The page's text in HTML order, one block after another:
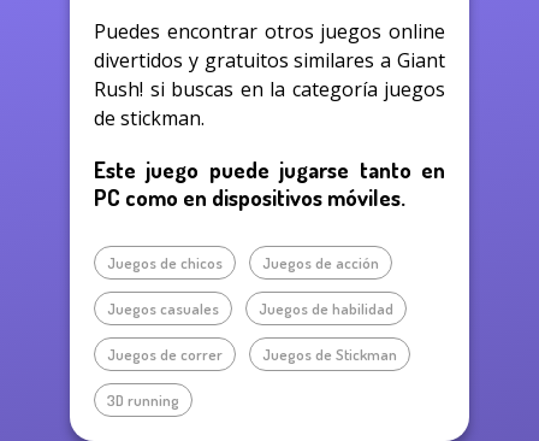
Puedes encontrar otros juegos online
divertidos y gratuitos similares a Giant
Rush! si buscas en la categoría juegos
de stickman.
Este juego puede jugarse tanto en
PC como en dispositivos móviles.
Juegos de chicos Juegos de acción
Juegos casuales Juegos de habilidad
Juegos de correr Juegos de Stickman
3D running